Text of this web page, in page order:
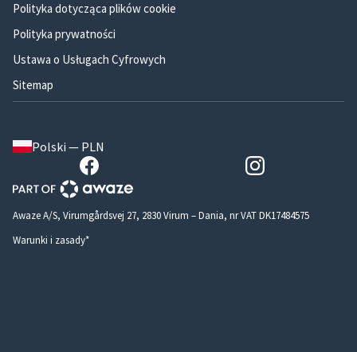
Polityka dotycząca plików cookie
Polityka prywatności
Ustawa o Usługach Cyfrowych
Sitemap
Polski — PLN
Awaze A/S, Virumgårdsvej 27, 2830 Virum – Dania, nr VAT DK17484575
Warunki i zasady*